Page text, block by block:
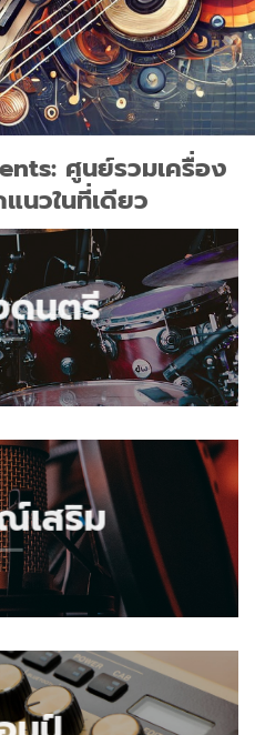
ศูนย์รวมเครื่อง
นวในที่เดียว
ดนตรี
เสริม